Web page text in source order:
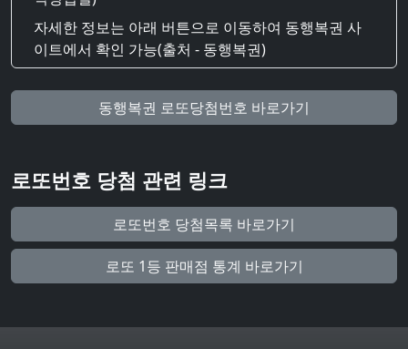
자세한 정보는 아래 버튼으로 이동하여 동행복권 사
이트에서 확인 가능(출처 - 동행복권)
동행복권 로또당첨번호 바로가기
로또번호 당첨 관련 링크
로또번호 당첨목록 바로가기
로또 1등 판매점 통계 바로가기